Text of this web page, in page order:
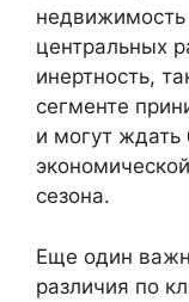
центральных
инертность,
сегменте
и могут ждать
сезона.
Еще один
различия по